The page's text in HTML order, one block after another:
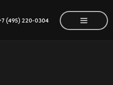
(495) 220-0304